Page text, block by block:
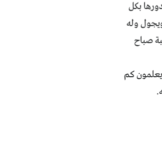
بكل
وله
صباح
يعلمون كم